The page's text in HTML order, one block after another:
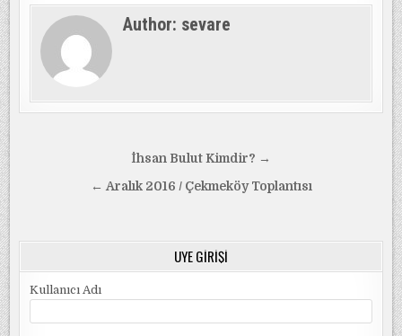
Author: sevare
gezinmesi
İhsan Bulut Kimdir? →
← Aralık 2016 / Çekmeköy Toplantısı
ÜYE GIRIŞI
Kullanıcı Adı